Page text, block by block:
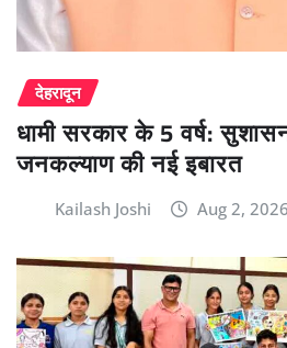
देहरादून
धामी सरकार के 5 वर्ष:
जनकल्याण की नई इबारत
Kailash Joshi Aug 2, 2026